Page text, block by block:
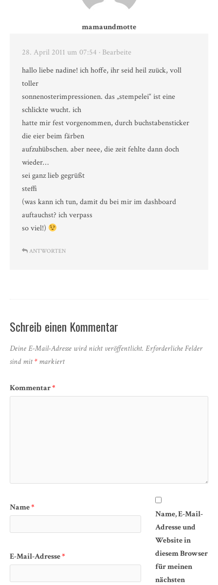
mamaundmotte
28. April 2011 um 07:54 · Bearbeite
hallo liebe nadine! ich hoffe, ihr seid heil zuück, voll
toller
sonnenosterimpressionen. das „stempelei“ ist eine
schlickte wucht. ich
hatte mir fest vorgenommen, durch buchstabensticker
die eier beim färben
aufzuhübschen. aber neee, die zeit fehlte dann doch
wieder…
sei ganz lieb gegrüßt
steffi
(was kann ich tun, damit du bei mir im dashboard
auftauchst? ich verpass
so viel!)
ANTWORTEN
Schreib einen Kommentar
Deine E-Mail-Adresse wird nicht veröffentlicht. Erforderliche Felder
sind mit*markiert
Kommentar*
Name*
E-Mail-Adresse*
Name, E-Mail-
Adresse und
Website in
diesem Browser
für meinen
nächsten